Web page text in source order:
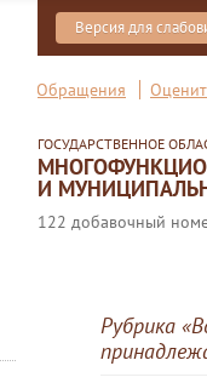
Версия для
Обращения
ГОСУДАРСТВЕННОЕ
И
122 добавочный
Рубрика